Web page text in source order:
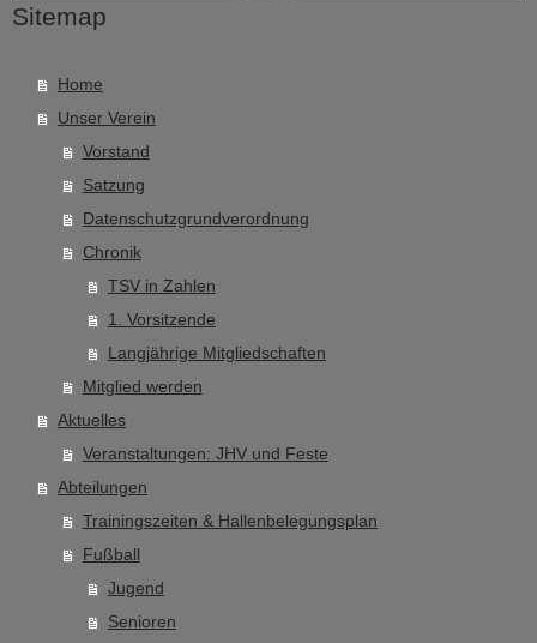
Sitemap
Home
Unser Verein
Vorstand
Satzung
Datenschutzgrundverordnung
Chronik
TSV in Zahlen
1. Vorsitzende
Langjährige Mitgliedschaften
Mitglied werden
Aktuelles
Veranstaltungen: JHV und Feste
Abteilungen
Trainingszeiten & Hallenbelegungsplan
Fußball
Jugend
Senioren